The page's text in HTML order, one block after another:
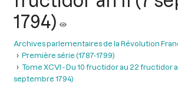
1794)
Archives parlementaires de la Révolution
Première série (1787-1799)
Tome XCVI - Du 10 fructidor au 22 fructidor
septembre 1794)